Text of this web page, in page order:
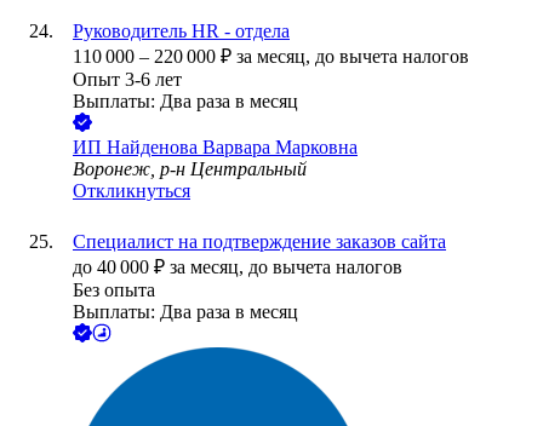
Руководитель HR - отдела
110 000 – 220 000 ₽ за месяц, до вычета налогов
Опыт 3-6 лет
Выплаты: Два раза в месяц
ИП Найденова Варвара Марковна
Воронеж, р-н Центральный
Откликнуться
Специалист на подтверждение заказов сайта
до 40 000 ₽ за месяц, до вычета налогов
Без опыта
Выплаты: Два раза в месяц